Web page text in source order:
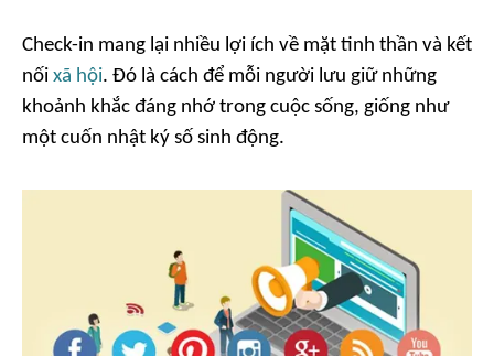
Check-in mang lại nhiều lợi ích về mặt tinh thần và kết
nối xã hội. Đó là cách để mỗi người lưu giữ những
khoảnh khắc đáng nhớ trong cuộc sống, giống như
một cuốn nhật ký số sinh động.